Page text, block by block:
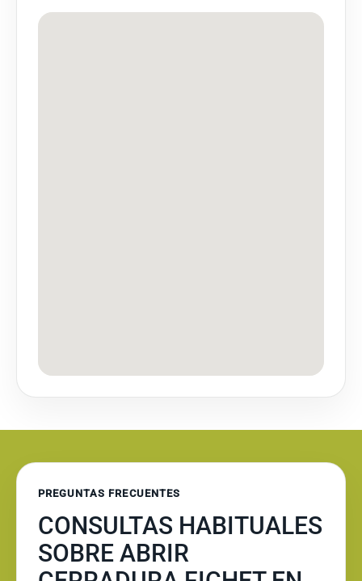
PREGUNTAS FRECUENTES
CONSULTAS HABITUALES
SOBRE ABRIR